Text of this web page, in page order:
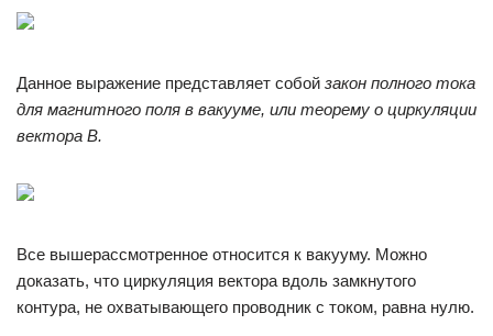
Данное выражение представляет собой закон полного тока
для магнитного поля в вакууме, или теорему о циркуляции
вектора В.
Все вышерассмотренное относится к вакууму. Можно
доказать, что циркуляция вектора вдоль замкнутого
контура, не охватывающего проводник с током, равна нулю.